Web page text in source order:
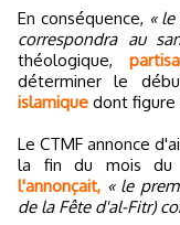
En conséquence, «
correspondra au
théologique,
déterminer le
islamique dont figure
Le CTMF annonce
la fin du mois du
l'annonçait, « le
de la Fête d'al-Fitr)